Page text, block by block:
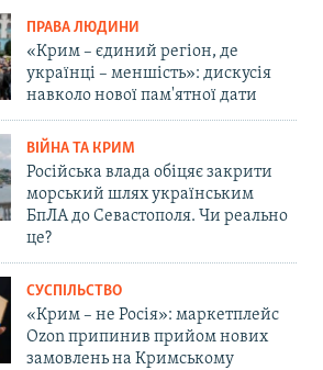
ПРАВА ЛЮДИНИ
«Крим – єдиний регіон, де
українці – меншість»: дискусія
навколо нової пам'ятної дати
ВІЙНА ТА КРИМ
Російська влада обіцяє закрити
морський шлях українським
БпЛА до Севастополя. Чи реально
це?
СУСПІЛЬСТВО
«Крим – не Росія»: маркетплейс
Ozon припинив прийом нових
замовлень на Кримському